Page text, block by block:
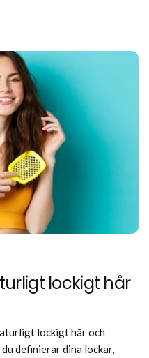
lockigt hår
lockigt hår och
definierar dina lockar,